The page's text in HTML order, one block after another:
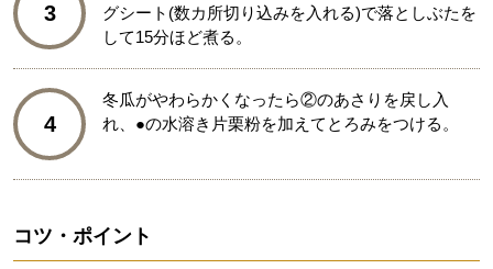
3
グシート(数カ所切り込みを入れる)で落としぶたを
して15分ほど煮る。
4
冬瓜がやわらかくなったら②のあさりを戻し入
れ、●の水溶き片栗粉を加えてとろみをつける。
コツ・ポイント